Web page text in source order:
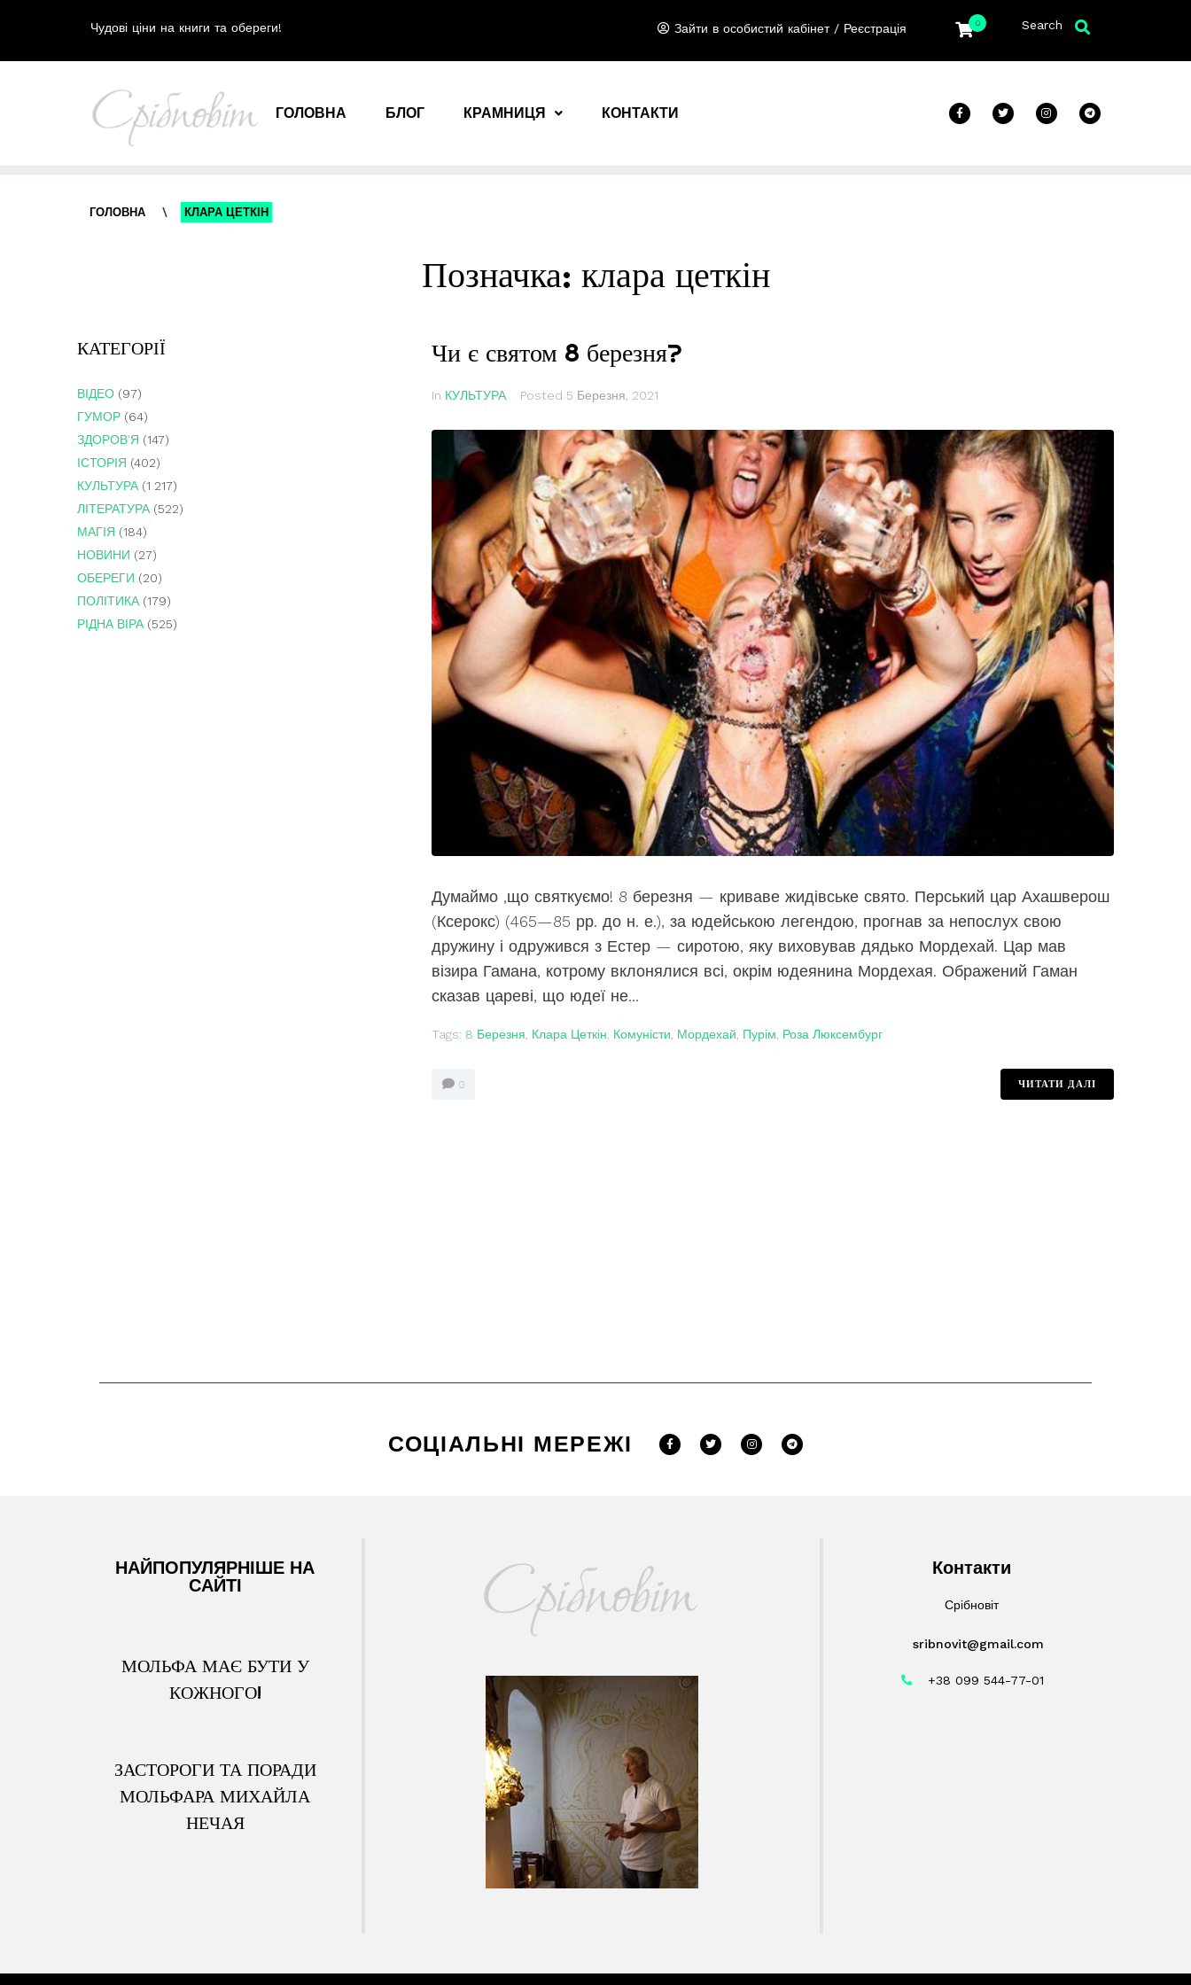
Чудові ціни на книги та обереги! Зайти в особистий кабінет / Реєстрація 0 Search
ГОЛОВНА БЛОГ КРАМНИЦЯ КОНТАКТИ
ГОЛОВНА \ КЛАРА ЦЕТКІН
Позначка: клара цеткін
Чи є святом 8 березня?
In КУЛЬТУРА Posted 5 Березня, 2021
Думаймо ,що святкуємо! 8 березня — криваве жидівське свято. Перський цар Ахашверош
(Ксерокс) (465—85 рр. до н. е.), за юдейською легендою, прогнав за непослух свою
дружину і одружився з Естер — сиротою, яку виховував дядько Мордехай. Цар мав
візира Гамана, котрому вклонялися всі, окрім юдеянина Мордехая. Ображений Гаман
сказав цареві, що юдеї не...
Tags: 8 Березня Клара Цеткін Комуністи Мордехай Пурім Роза Люксембург
0 ЧИТАТИ ДАЛІ
КАТЕГОРІЇ
ВІДЕО (97)
ГУМОР (64)
ЗДОРОВ'Я (147)
ІСТОРІЯ (402)
КУЛЬТУРА (1 217)
ЛІТЕРАТУРА (522)
МАГІЯ (184)
НОВИНИ (27)
ОБЕРЕГИ (20)
ПОЛІТИКА (179)
РІДНА ВІРА (525)
СОЦІАЛЬНІ МЕРЕЖІ
НАЙПОПУЛЯРНІШЕ НА
САЙТІ
МОЛЬФА МАЄ БУТИ У
КОЖНОГО!
ЗАСТОРОГИ ТА ПОРАДИ
МОЛЬФАРА МИХАЙЛА
НЕЧАЯ
Контакти
Срібновіт
sribnovit@gmail.com
+38 099 544-77-01